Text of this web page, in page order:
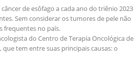
de esôfago a cada ano do triênio 2023
Sem considerar os tumores de pele não
frequentes no país.
do Centro de Terapia Oncológica de
tem entre suas principais causas: o